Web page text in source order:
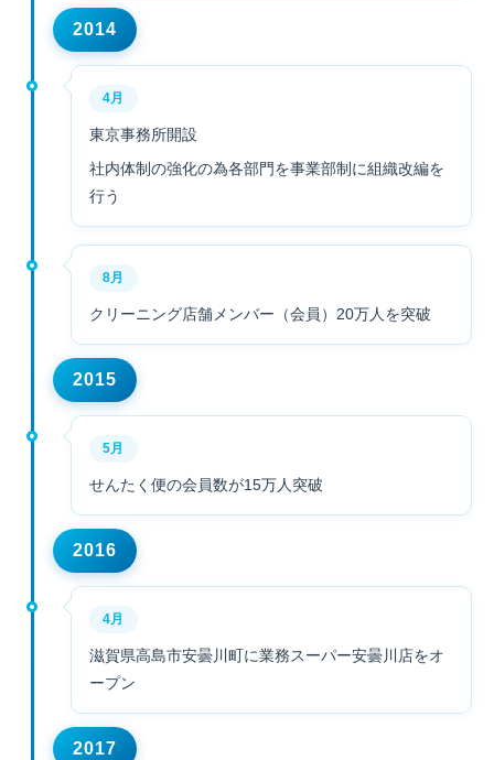
2014
4月
東京事務所開設
社内体制の強化の為各部門を事業部制に組織改編を
行う
8月
クリーニング店舗メンバー（会員）20万人を突破
2015
5月
せんたく便の会員数が15万人突破
2016
4月
滋賀県高島市安曇川町に業務スーパー安曇川店をオ
ープン
2017